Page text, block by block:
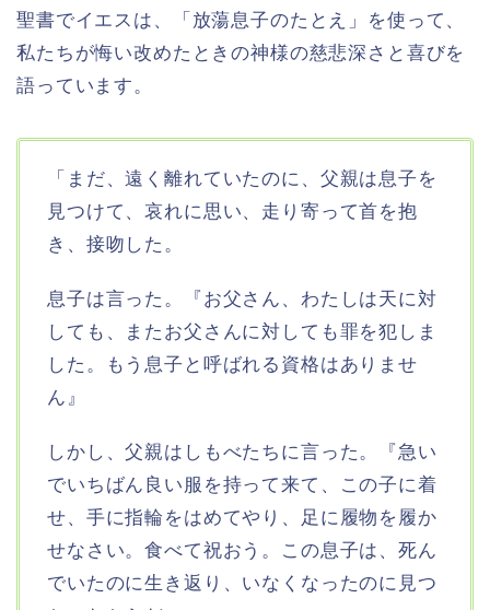
聖書でイエスは、「放蕩息子のたとえ」を使って、
私たちが悔い改めたときの神様の慈悲深さと喜びを
語っています。
「まだ、遠く離れていたのに、父親は息子を
見つけて、哀れに思い、走り寄って首を抱
き、接吻した。
息子は言った。『お父さん、わたしは天に対
しても、またお父さんに対しても罪を犯しま
した。もう息子と呼ばれる資格はありませ
ん』
しかし、父親はしもべたちに言った。『急い
でいちばん良い服を持って来て、この子に着
せ、手に指輪をはめてやり、足に履物を履か
せなさい。食べて祝おう。この息子は、死ん
でいたのに生き返り、いなくなったのに見つ